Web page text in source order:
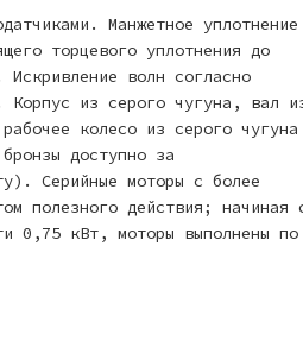
Манжетное уплотнение
торцевого уплотнения до
Искривление волн согласно
Корпус из серого чугуна, вал
колесо из серого чугуна
доступно за
Серийные моторы с более
полезного действия; начиная
0,75 кВт, моторы выполнены по